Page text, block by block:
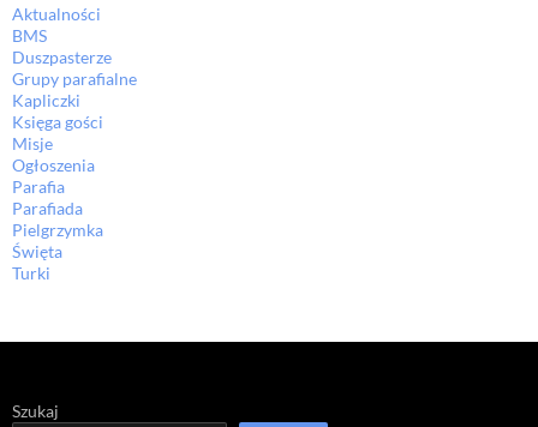
Aktualności
BMS
Duszpasterze
Grupy parafialne
Kapliczki
Księga gości
Misje
Ogłoszenia
Parafia
Parafiada
Pielgrzymka
Święta
Turki
Szukaj